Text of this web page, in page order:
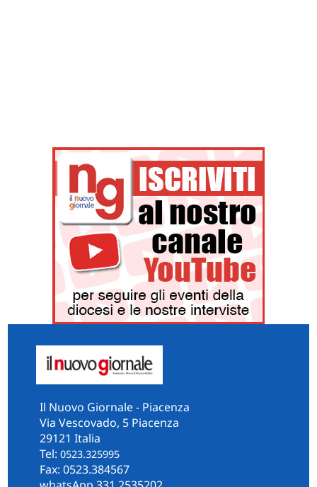
Il Nuovo Giornale - Piacenza
Via Vescovado, 5 Piacenza
29121 Italia
Tel: 0523.325995
Fax: 0523.384567